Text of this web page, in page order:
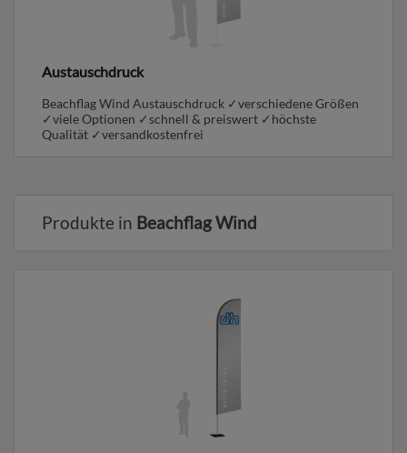
Austauschdruck
Beachflag Wind Austauschdruck ✓verschiedene Größen
✓viele Optionen ✓schnell & preiswert ✓höchste
Qualität ✓versandkostenfrei
Produkte in Beachflag Wind